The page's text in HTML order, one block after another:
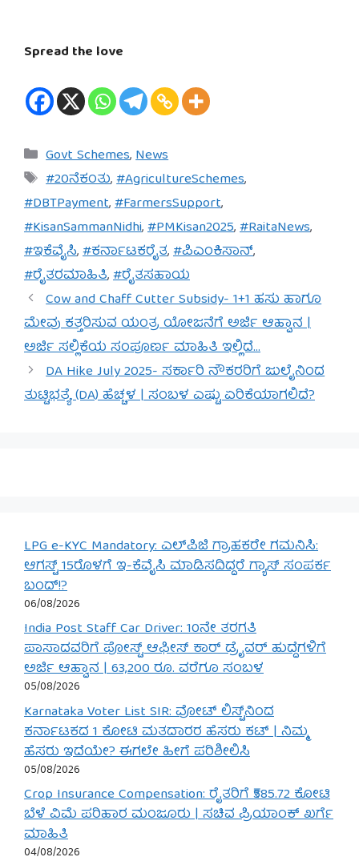
Spread the love
Categories
Govt Schemes,News
Tags
#20ನೆಕಂತು,#AgricultureSchemes,
#DBTPayment,#FarmersSupport,
#KisanSammanNidhi,#PMKisan2025,#RaitaNews,
#ಇಕೆವೈಸಿ,#ಕರ್ನಾಟಕರೈತ,#ಪಿಎಂಕಿಸಾನ್,
#ರೈತರಮಾಹಿತಿ,#ರೈತಸಹಾಯ
Cow and Chaff Cutter Subsidy- 1+1 ಹಸು ಹಾಗೂ
ಮೇವು ಕತ್ತರಿಸುವ ಯಂತ್ರ ಯೋಜನೆಗೆ ಅರ್ಜಿ ಆಹ್ವಾನ |
ಅರ್ಜಿ ಸಲ್ಲಿಕೆಯ ಸಂಪೂರ್ಣ ಮಾಹಿತಿ ಇಲ್ಲಿದೆ…
DA Hike July 2025- ಸರ್ಕಾರಿ ನೌಕರರಿಗೆ ಜುಲೈನಿಂದ
ತುಟ್ಟಿಭತ್ಯೆ (DA) ಹೆಚ್ಚಳ | ಸಂಬಳ ಎಷ್ಟು ಏರಿಕೆಯಾಗಲಿದೆ?
LPG e-KYC Mandatory: ಎಲ್‌ಪಿಜಿ ಗ್ರಾಹಕರೇ ಗಮನಿಸಿ:
ಆಗಸ್ಟ್ 15ರೊಳಗೆ ಇ-ಕೆವೈಸಿ ಮಾಡಿಸದಿದ್ದರೆ ಗ್ಯಾಸ್ ಸಂಪರ್ಕ
ಬಂದ್!?
06/08/2026
India Post Staff Car Driver: 10ನೇ ತರಗತಿ
ಪಾಸಾದವರಿಗೆ ಪೋಸ್ಟ್ ಆಫೀಸ್ ಕಾರ್ ಡ್ರೈವರ್ ಹುದ್ದೆಗಳಿಗೆ
ಅರ್ಜಿ ಆಹ್ವಾನ | 63,200 ರೂ. ವರೆಗೂ ಸಂಬಳ
05/08/2026
Karnataka Voter List SIR: ವೋಟ್ ಲಿಸ್ಟ್‌ನಿಂದ
ಕರ್ನಾಟಕದ 1 ಕೋಟಿ ಮತದಾರರ ಹೆಸರು ಕಟ್ | ನಿಮ್ಮ
ಹೆಸರು ಇದೆಯೇ? ಈಗಲೇ ಹೀಗೆ ಪರಿಶೀಲಿಸಿ
05/08/2026
Crop Insurance Compensation: ರೈತರಿಗೆ ₹585.72 ಕೋಟಿ
ಬೆಳೆ ವಿಮೆ ಪರಿಹಾರ ಮಂಜೂರು | ಸಚಿವ ಪ್ರಿಯಾಂಕ್ ಖರ್ಗೆ
ಮಾಹಿತಿ
04/08/2026